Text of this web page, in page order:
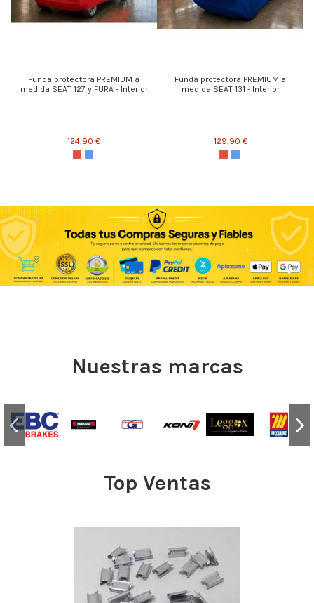
Funda protectora PREMIUM a
medida SEAT 127 y FURA - Interior
124,90 €
Funda protectora PREMIUM a
medida SEAT 131 - Interior
129,90 €
Nuestras marcas
Top Ventas